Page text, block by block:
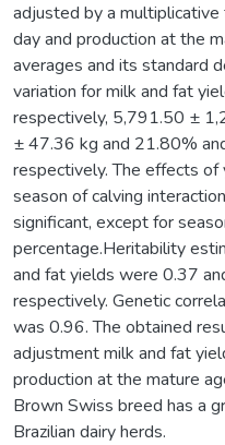
adjusted by a
day and production at the
averages and its standard
variation for milk and fat
respectively, 5,791.50 ±
± 47.36 kg and 21.80%
respectively. The effects of
season of calving
significant, except for
percentage.Heritability
and fat yields were 0.37
respectively. Genetic
was 0.96. The obtained
adjustment milk and fat
production at the mature
Brown Swiss breed has a
Brazilian dairy herds.